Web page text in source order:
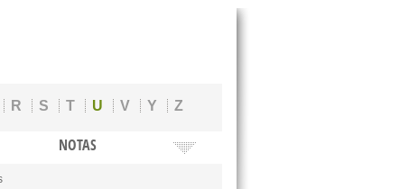
R S T U V Y Z
NOTAS